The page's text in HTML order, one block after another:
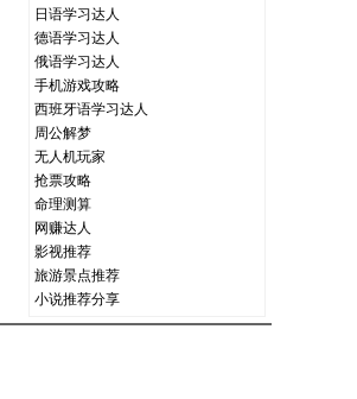
日语学习达人
德语学习达人
俄语学习达人
手机游戏攻略
西班牙语学习达人
周公解梦
无人机玩家
抢票攻略
命理测算
网赚达人
影视推荐
旅游景点推荐
小说推荐分享